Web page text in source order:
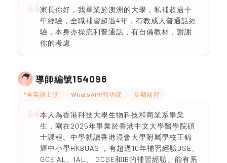
家長你好，我畢業於澳洲的大學，私補超過十
年經驗，全職補習超過4年，有教成人普通話經
驗，本身亦操流利普通話，有自備教材，謝謝
你的考慮
導師編號154096
*全英語上堂 WhatsAPP問功課 長期補習
本人為香港科技大學生物科技和商業系畢業
生，剛在2025年畢業於香港中文大學醫學院碩
士課程。中學就讀香港浸會大學附屬學校王錦
輝中小學HKBUAS ，有超過10年補習經驗DSE、
GCE AL、IAL、IGCSE和IB的補習經驗。能有系